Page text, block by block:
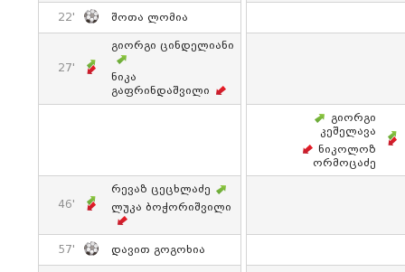
22' Შოთა Ლომია
27'
Გიორგი Ცინდელიანი
Ნიკა
Გაფრინდაშვილი
Გიორგი
Კეშელავა
Ნიკოლოზ
Ორმოცაძე
46'
Რევაზ Ცეცხლაძე
Ლუკა Ბოჭორიშვილი
57' Დავით Გოგოხია